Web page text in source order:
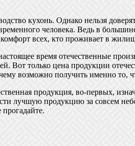
кухонь. Однако нельзя
человека. Ведь в
комфорт всех, кто проживает в
время отечественные
Вот только цена продукции
возможно получить именно
продукция, во-первых,
лучшую продукцию за совсем